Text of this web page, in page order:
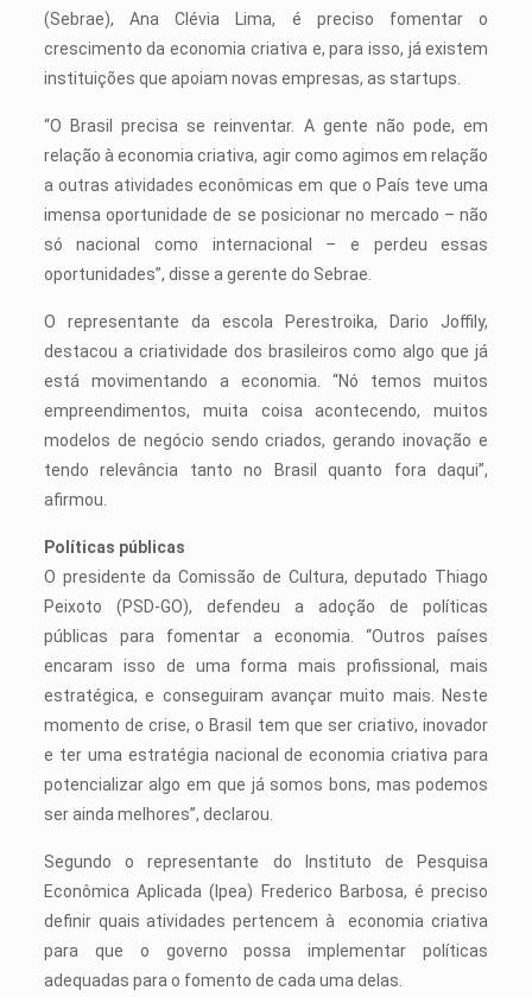
(Sebrae), Ana Clévia Lima, é preciso fomentar o
crescimento da economia criativa e, para isso, já existem
instituições que apoiam novas empresas, as startups.
“O Brasil precisa se reinventar. A gente não pode, em
relação à economia criativa, agir como agimos em relação
a outras atividades econômicas em que o Paí­s teve uma
imensa oportunidade de se posicionar no mercado – não
só nacional como internacional – e perdeu essas
oportunidades”, disse a gerente do Sebrae.
O representante da escola Perestroika, Dario Joffily,
destacou a criatividade dos brasileiros como algo que já
está movimentando a economia. “Nó temos muitos
empreendimentos, muita coisa acontecendo, muitos
modelos de negócio sendo criados, gerando inovação e
tendo relevância tanto no Brasil quanto fora daqui”,
afirmou.
Polí­ticas públicas
O presidente da Comissão de Cultura, deputado Thiago
Peixoto (PSD-GO), defendeu a adoção de políticas
públicas para fomentar a economia. “Outros países
encaram isso de uma forma mais profissional, mais
estratégica, e conseguiram avançar muito mais. Neste
momento de crise, o Brasil tem que ser criativo, inovador
e ter uma estratégia nacional de economia criativa para
potencializar algo em que já somos bons, mas podemos
ser ainda melhores”, declarou.
Segundo o representante do Instituto de Pesquisa
Econômica Aplicada (Ipea) Frederico Barbosa, é preciso
definir quais atividades pertencem à economia criativa
para que o governo possa implementar políticas
adequadas para o fomento de cada uma delas.